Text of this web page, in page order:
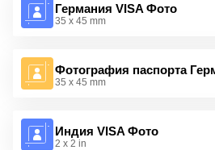
Германия VISA Фото
35 x 45 mm
Фотография паспорта
35 x 45 mm
Индия VISA Фото
2 x 2 in